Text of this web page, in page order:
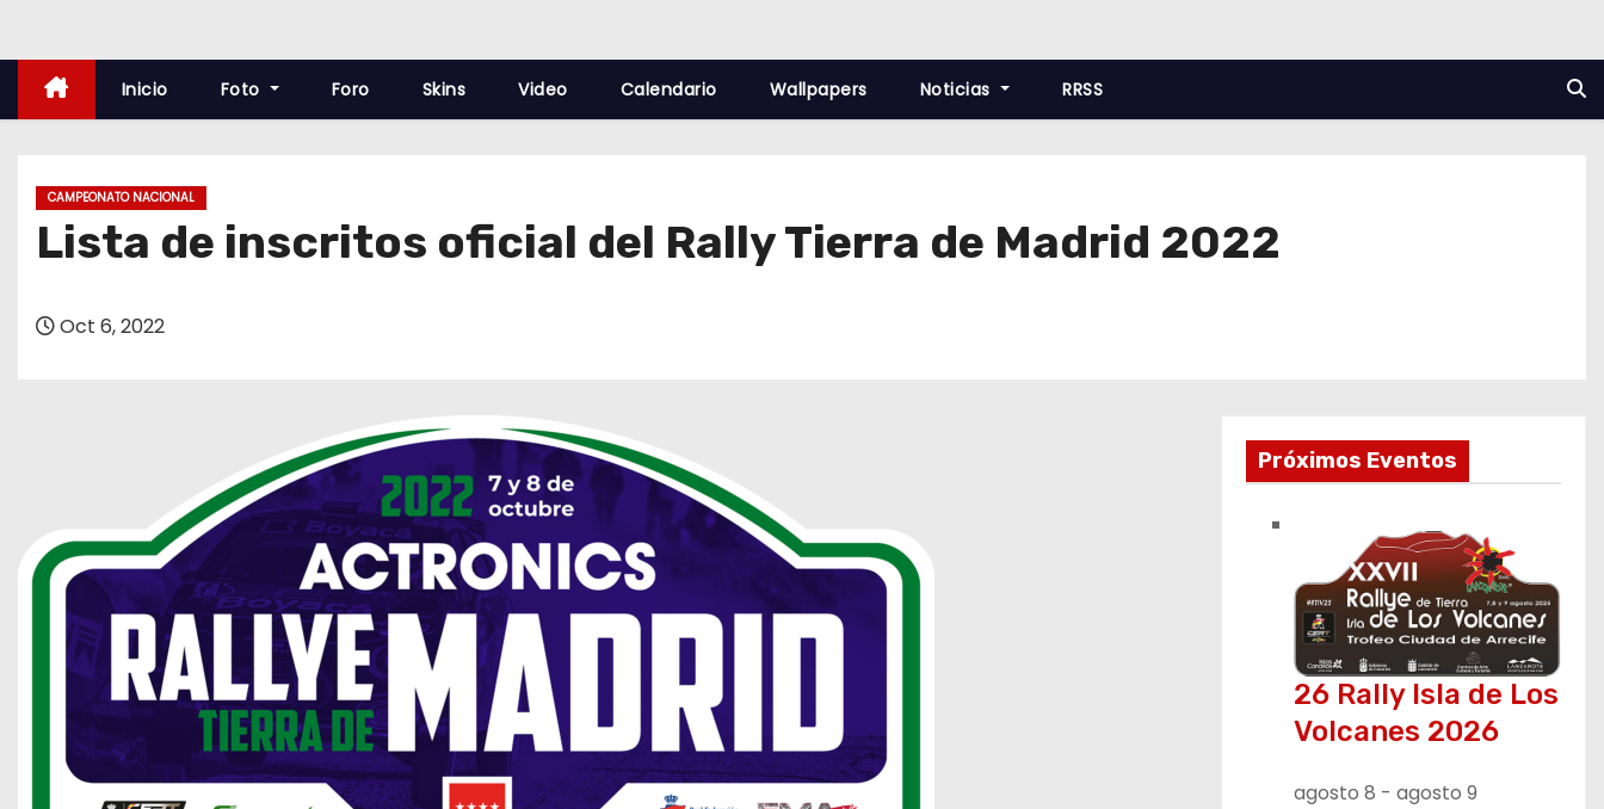
Inicio Foto Foro Skins Video Calendario Wallpapers Noticias RRSS
CAMPEONATO NACIONAL
Lista de inscritos oficial del Rally Tierra de Madrid 2022
Oct 6, 2022
Próximos Eventos
26 Rally Isla de Los
Volcanes 2026
agosto 8 - agosto 9